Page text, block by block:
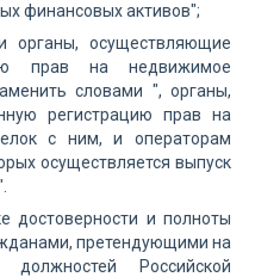
финансовых активов";
органы, осуществляющие
прав на недвижимое
словами ", органы,
регистрацию прав на
с ним, и операторам
осуществляется выпуск
достоверности и полноты
претендующими на
должностей Российской